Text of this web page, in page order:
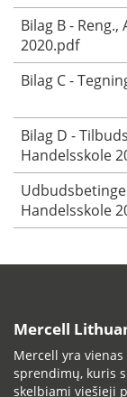
Bilag B -
2020.pdf
Bilag C -
Bilag D -
Handelsskole
Handelsskole
Mercell
Mercell yra
sprendimų, kuris
skelbiami viešieji